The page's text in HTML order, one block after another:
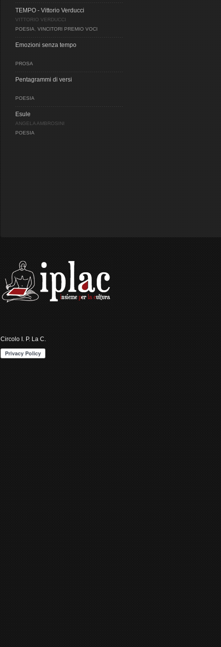
TEMPO - Vittorio Verducci
VITTORIO VERDUCCI
POESIA
VINCITORI PREMIO VOCI
Emozioni senza tempo
PROSA
Pentagrammi di versi
POESIA
Esule
ANGELA AMBROSINI
POESIA
Circolo I. P. La C.